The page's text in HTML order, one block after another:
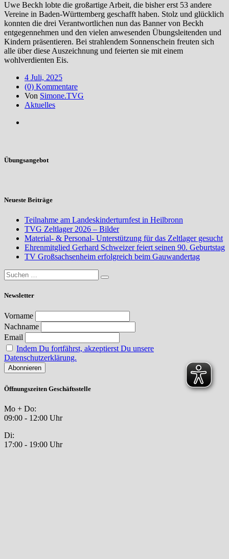
Uwe Beckh lobte die großartige Arbeit, die bisher erst 53 andere
Vereine in Baden-Württemberg geschafft haben. Stolz und glücklich
konnten die drei Verantwortlichen nun das Banner von Beckh
entgegennehmen und den vielen anwesenden Übungsleitenden und
Kindern präsentieren. Bei strahlendem Sonnenschein freuten sich
alle über diese Auszeichnung und feierten sie mit einem
wohlverdienten Eis.
4 Juli, 2025
(0) Kommentare
Von Simone.TVG
Aktuelles
Übungsangebot
Neueste Beiträge
Teilnahme am Landeskinderturnfest in Heilbronn
TVG Zeltlager 2026 – Bilder
Material- & Personal- Unterstützung für das Zeltlager gesucht
Ehrenmitglied Gerhard Schweizer feiert seinen 90. Geburtstag
TV Großsachsenheim erfolgreich beim Gauwandertag
Newsletter
Vorname
Nachname
Email
Indem Du fortfährst, akzeptierst Du unsere
Datenschutzerklärung.
Öffnungszeiten Geschäftsstelle
Mo + Do:
09:00 - 12:00 Uhr
Di:
17:00 - 19:00 Uhr